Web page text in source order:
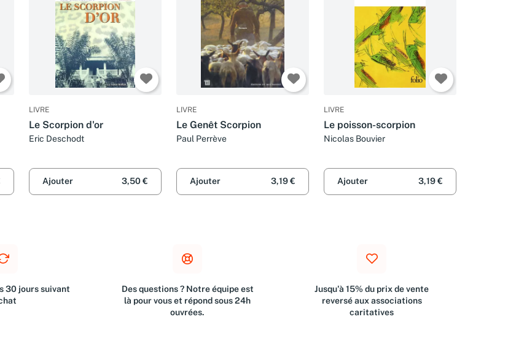
LIVRE
Le Scorpion d'or
Eric Deschodt
Ajouter 3,50 €
LIVRE
Le Genêt Scorpion
Paul Perrève
Ajouter 3,19 €
LIVRE
Le poisson-scorpion
Nicolas Bouvier
Ajouter 3,19 €
30 jours suivant
Des questions ? Notre équipe est
là pour vous et répond sous 24h
ouvrées.
Jusqu'à 15% du prix de vente
reversé aux associations
caritatives